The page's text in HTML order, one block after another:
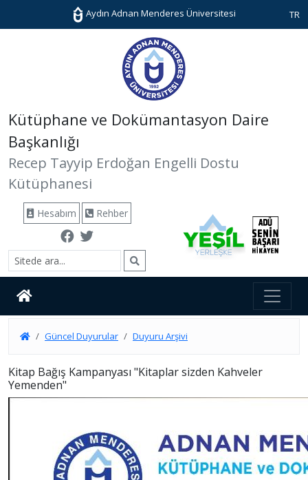
Aydın Adnan Menderes Üniversitesi TR
Kütüphane ve Dokümantasyon Daire
Başkanlığı
Recep Tayyip Erdoğan Engelli Dostu
Kütüphanesi
Hesabım Rehber
Güncel Duyurular Duyuru Arşivi
Kitap Bağış Kampanyası "Kitaplar sizden Kahveler
Yemenden"